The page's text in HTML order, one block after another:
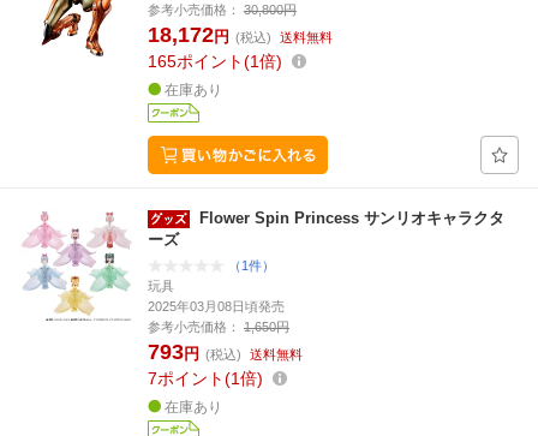
参考小売価格： 30,800円
18,172円 (税込) 送料無料
165ポイント 1倍
在庫あり
Flower Spin Princess サンリオキャラクタ
ーズ
（1件）
玩具
2025年03月08日頃発売
参考小売価格：
1,650円
793円 (税込) 送料無料
7ポイント 1倍
在庫あり